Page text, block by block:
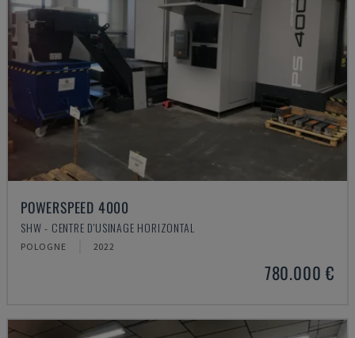
POWERSPEED 4000
SHW - CENTRE D'USINAGE HORIZONTAL
POLOGNE 2022
780.000 €